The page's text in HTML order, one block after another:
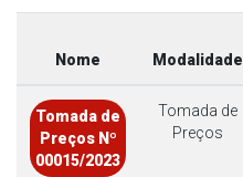
Nome Modalidade
Tomada de
Preços Nº
00015/2023
Tomada de
Preços